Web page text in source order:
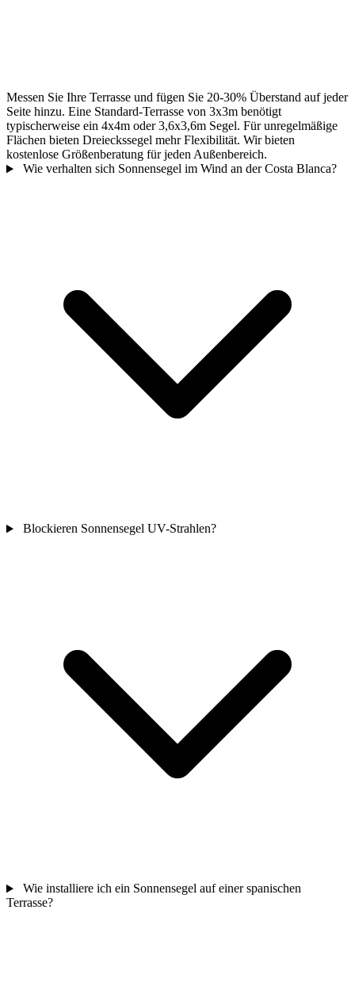
Messen Sie Ihre Terrasse und fügen Sie 20-30% Überstand auf jeder
Seite hinzu. Eine Standard-Terrasse von 3x3m benötigt
typischerweise ein 4x4m oder 3,6x3,6m Segel. Für unregelmäßige
Flächen bieten Dreieckssegel mehr Flexibilität. Wir bieten
kostenlose Größenberatung für jeden Außenbereich.
Wie verhalten sich Sonnensegel im Wind an der Costa Blanca?
Blockieren Sonnensegel UV-Strahlen?
Wie installiere ich ein Sonnensegel auf einer spanischen
Terrasse?